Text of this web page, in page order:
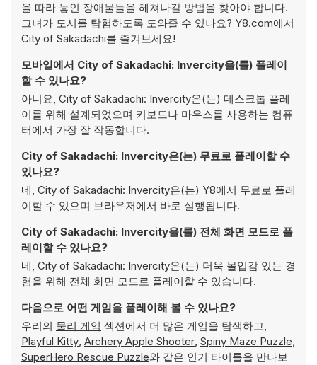
을 따라 놓인 장애물들을 헤쳐나갈 방법을 찾아야 합니다.
그녀가 도시를 탐험하도록 도와줄 수 있나요? Y8.com에서
City of Sakadachi를 즐겨보세요!
모바일에서 City of Sakadachi: Invercity을(를) 플레이
할 수 있나요?
아니요, City of Sakadachi: Invercity은(는) 데스크톱 플레
이를 위해 설계되었으며 키보드나 마우스를 사용하는 컴퓨
터에서 가장 잘 작동합니다.
City of Sakadachi: Invercity은(는) 무료로 플레이할 수
있나요?
네, City of Sakadachi: Invercity은(는) Y8에서 무료로 플레
이할 수 있으며 브라우저에서 바로 실행됩니다.
City of Sakadachi: Invercity을(를) 전체 화면 모드로 플
레이할 수 있나요?
네, City of Sakadachi: Invercity은(는) 더욱 몰입감 있는 경
험을 위해 전체 화면 모드로 플레이할 수 있습니다.
다음으로 어떤 게임을 플레이해 볼 수 있나요?
우리의 물리 게임 섹션에서 더 많은 게임을 탐색하고,
Playful Kitty, Archery Apple Shooter, Spiny Maze Puzzle,
SuperHero Rescue Puzzle와 같은 인기 타이틀을 만나보